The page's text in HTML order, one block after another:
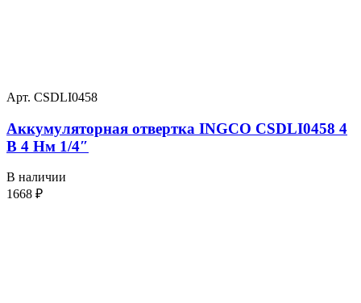
Арт. CSDLI0458
Аккумуляторная отвертка INGCO CSDLI0458 4
В 4 Нм 1/4″
В наличии
1668 ₽